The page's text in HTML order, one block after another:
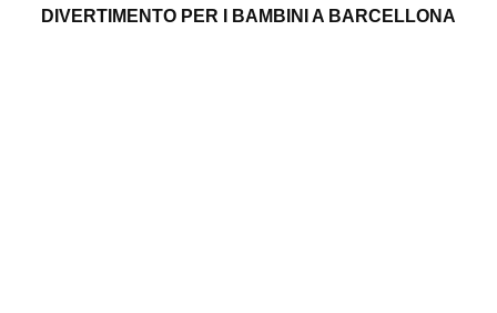
DIVERTIMENTO PER I BAMBINI A BARCELLONA